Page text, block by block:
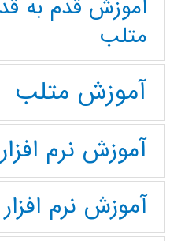
آموزش قدم به
متلب
آموزش متلب
آموزش نرم افزار MATLAB
آموزش نرم